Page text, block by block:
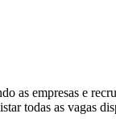
as empresas e
todas as vagas